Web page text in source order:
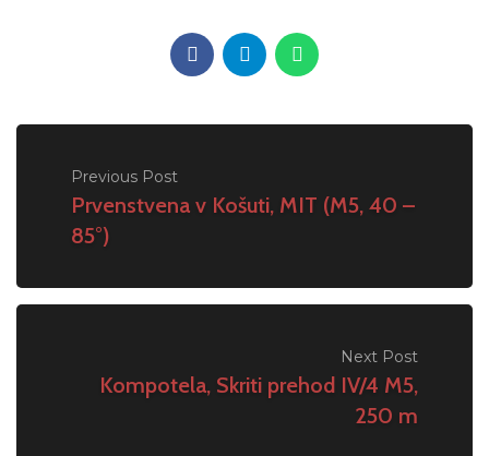
Previous Post
Prvenstvena v Košuti, MIT (M5, 40 –
85°)
Next Post
Kompotela, Skriti prehod IV/4 M5,
250 m